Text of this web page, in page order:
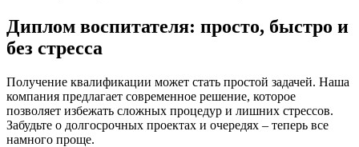
Диплом воспитателя: просто, быстро и
без стресса
Получение квалификации может стать простой задачей. Наша
компания предлагает современное решение, которое
позволяет избежать сложных процедур и лишних стрессов.
Забудьте о долгосрочных проектах и очередях – теперь все
намного проще.